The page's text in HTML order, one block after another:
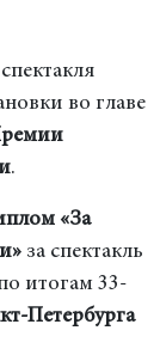
во главе
.
«За
за спектакль
итогам 33-
Петербурга